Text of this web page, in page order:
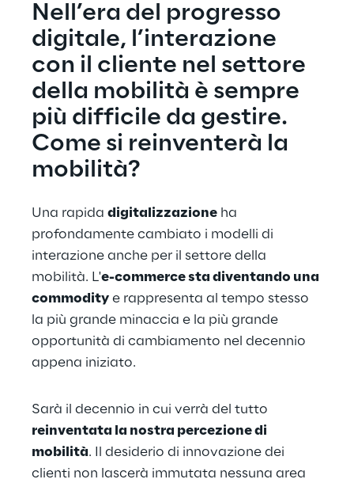
Nell’era del progresso
digitale, l’interazione
con il cliente nel settore
della mobilità è sempre
più difficile da gestire.
Come si reinventerà la
mobilità?
Una rapida digitalizzazione ha
profondamente cambiato i modelli di
interazione anche per il settore della
mobilità. L'e-commerce sta diventando una
commodity e rappresenta al tempo stesso
la più grande minaccia e la più grande
opportunità di cambiamento nel decennio
appena iniziato.
Sarà il decennio in cui verrà del tutto
reinventata la nostra percezione di
mobilità. Il desiderio di innovazione dei
clienti non lascerà immutata nessuna area